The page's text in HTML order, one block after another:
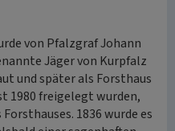
von Pfalzgraf Johann
Jäger von Kurpfalz
und später als Forsthaus
1980 freigelegt wurden,
1836 wurde es